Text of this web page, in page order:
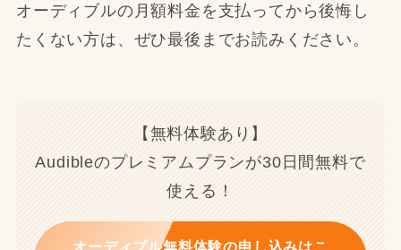
オーディブルの月額料金を支払ってから後悔し
たくない方は、ぜひ最後までお読みください。
【無料体験あり】
Audibleのプレミアムプランが30日間無料で
使える！